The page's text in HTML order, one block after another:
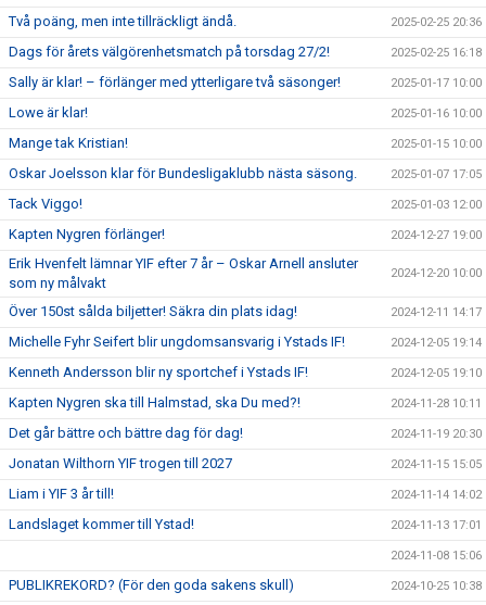
Två poäng, men inte tillräckligt ändå. 2025-02-25 20:36
Dags för årets välgörenhetsmatch på torsdag 27/2! 2025-02-25 16:18
Sally är klar! – förlänger med ytterligare två säsonger! 2025-01-17 10:00
Lowe är klar! 2025-01-16 10:00
Mange tak Kristian! 2025-01-15 10:00
Oskar Joelsson klar för Bundesligaklubb nästa säsong. 2025-01-07 17:05
Tack Viggo! 2025-01-03 12:00
Kapten Nygren förlänger! 2024-12-27 19:00
Erik Hvenfelt lämnar YIF efter 7 år – Oskar Arnell ansluter
som ny målvakt
2024-12-20 10:00
Över 150st sålda biljetter! Säkra din plats idag! 2024-12-11 14:17
Michelle Fyhr Seifert blir ungdomsansvarig i Ystads IF! 2024-12-05 19:14
Kenneth Andersson blir ny sportchef i Ystads IF! 2024-12-05 19:10
Kapten Nygren ska till Halmstad, ska Du med?! 2024-11-28 10:11
Det går bättre och bättre dag för dag! 2024-11-19 20:30
Jonatan Wilthorn YIF trogen till 2027 2024-11-15 15:05
Liam i YIF 3 år till! 2024-11-14 14:02
Landslaget kommer till Ystad! 2024-11-13 17:01
2024-11-08 15:06
PUBLIKREKORD? (För den goda sakens skull) 2024-10-25 10:38